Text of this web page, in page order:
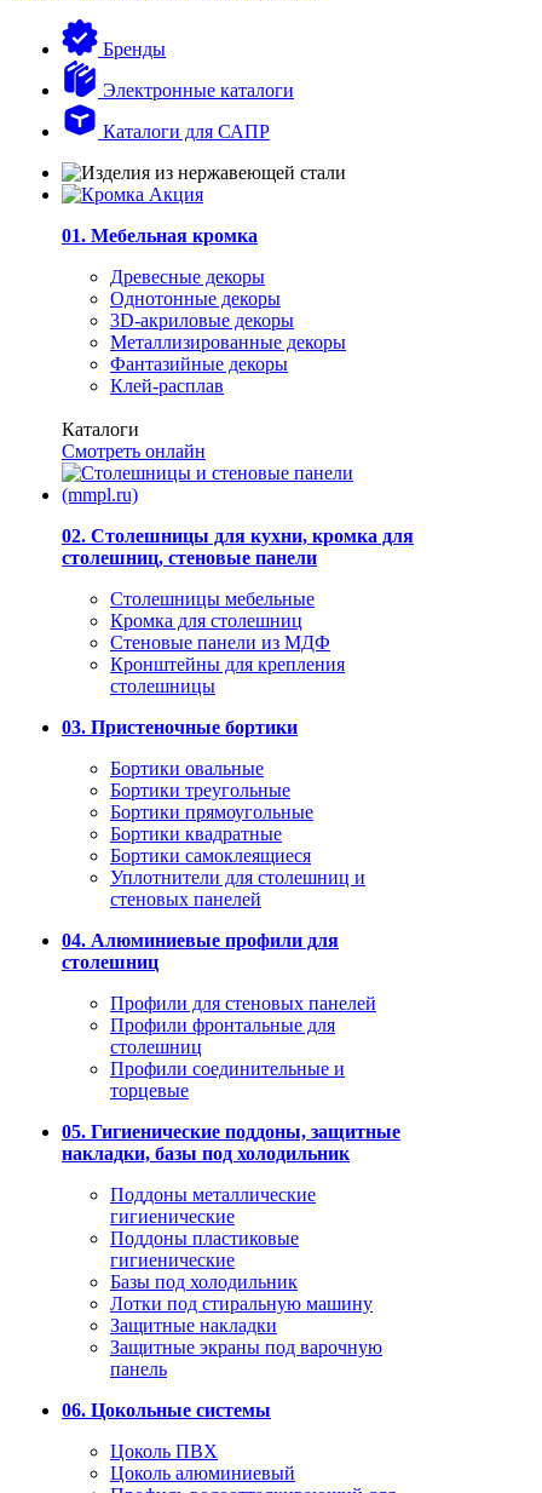
Бренды
Электронные каталоги
Каталоги для САПР
01. Мебельная кромка
Древесные декоры
Однотонные декоры
3D-акриловые декоры
Металлизированные декоры
Фантазийные декоры
Клей-расплав
Каталоги
Смотреть онлайн
02. Столешницы для кухни, кромка для
столешниц, стеновые панели
Столешницы мебельные
Кромка для столешниц
Стеновые панели из МДФ
Кронштейны для крепления
столешницы
03. Пристеночные бортики
Бортики овальные
Бортики треугольные
Бортики прямоугольные
Бортики квадратные
Бортики самоклеящиеся
Уплотнители для столешниц и
стеновых панелей
04. Алюминиевые профили для
столешниц
Профили для стеновых панелей
Профили фронтальные для
столешниц
Профили соединительные и
торцевые
05. Гигиенические поддоны, защитные
накладки, базы под холодильник
Поддоны металлические
гигиенические
Поддоны пластиковые
гигиенические
Базы под холодильник
Лотки под стиральную машину
Защитные накладки
Защитные экраны под варочную
панель
06. Цокольные системы
Цоколь ПВХ
Цоколь алюминиевый